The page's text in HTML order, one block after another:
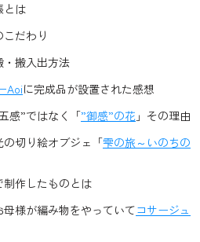
とは
だわり
・搬入出方法
Aoiに完成品が設置された感想
感”ではなく「”御感”の花 」その理由
切り絵オブジェ「雫の旅～いのちの
作したものとは
様が編み物をやっていてコサージュ